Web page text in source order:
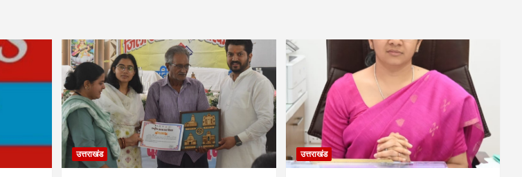
उत्तराखंड उत्तराखंड